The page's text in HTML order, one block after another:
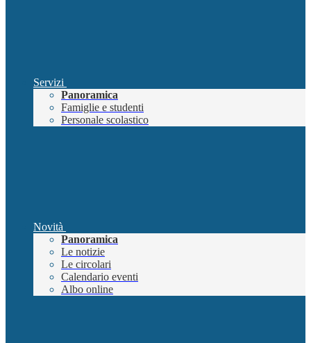
Servizi
Panoramica
Famiglie e studenti
Personale scolastico
Novità
Panoramica
Le notizie
Le circolari
Calendario eventi
Albo online